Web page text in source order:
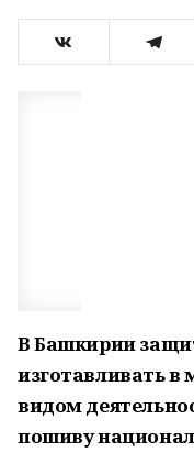
В Башкирии
изготавливать
видом
пошиву